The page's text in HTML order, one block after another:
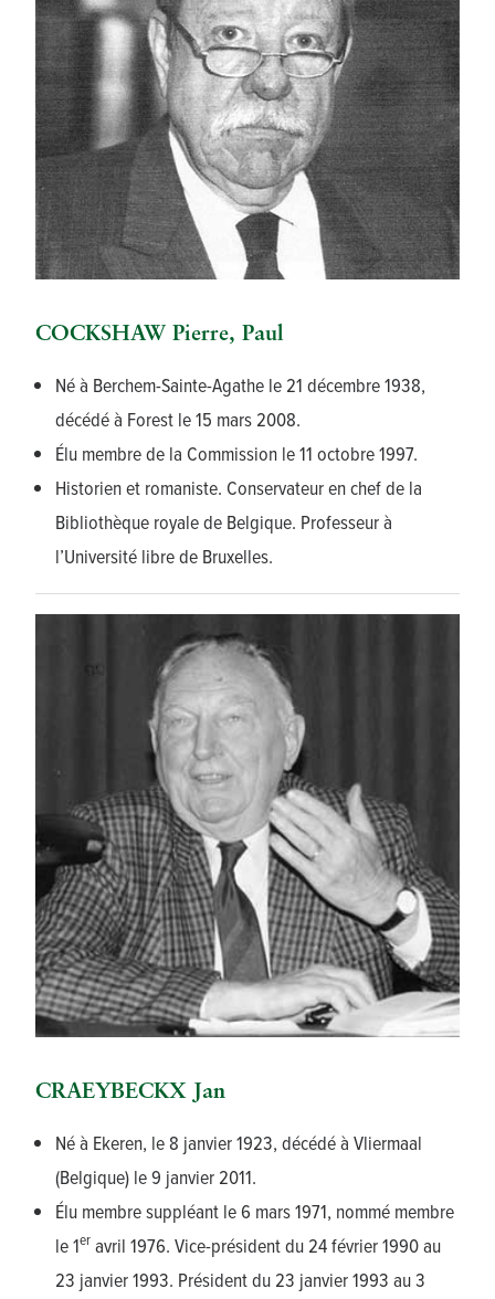
COCKSHAW Pierre, Paul
Né à Berchem-Sainte-Agathe le 21 décembre 1938,
décédé à Forest le 15 mars 2008.
Élu membre de la Commission le 11 octobre 1997.
Historien et romaniste. Conservateur en chef de la
Bibliothèque royale de Belgique. Professeur à
l’Université libre de Bruxelles.
CRAEYBECKX Jan
Né à Ekeren, le 8 janvier 1923, décédé à Vliermaal
(Belgique) le 9 janvier 2011.
Élu membre suppléant le 6 mars 1971, nommé membre
le 1er avril 1976. Vice-président du 24 février 1990 au
23 janvier 1993. Président du 23 janvier 1993 au 3